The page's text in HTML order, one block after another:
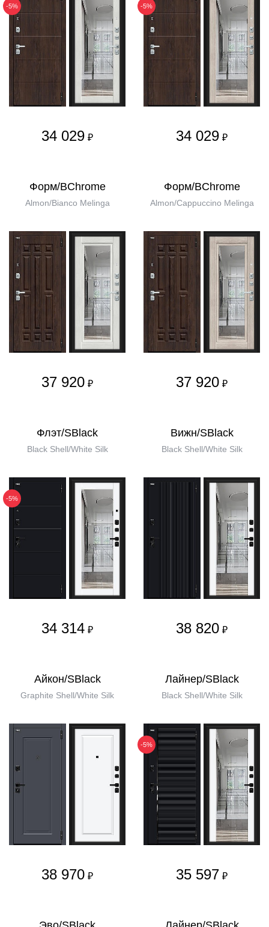
-5%
34 029 ₽
-5%
34 029 ₽
Форм/BChrome
Almon/Bianco Melinga
37 920 ₽
Форм/BChrome
Almon/Cappuccino Melinga
37 920 ₽
Флэт/SBlack
Black Shell/White Silk
-5%
34 314 ₽
Вижн/SBlack
Black Shell/White Silk
38 820 ₽
Айкон/SBlack
Graphite Shell/White Silk
38 970 ₽
Лайнер/SBlack
Black Shell/White Silk
-5%
35 597 ₽